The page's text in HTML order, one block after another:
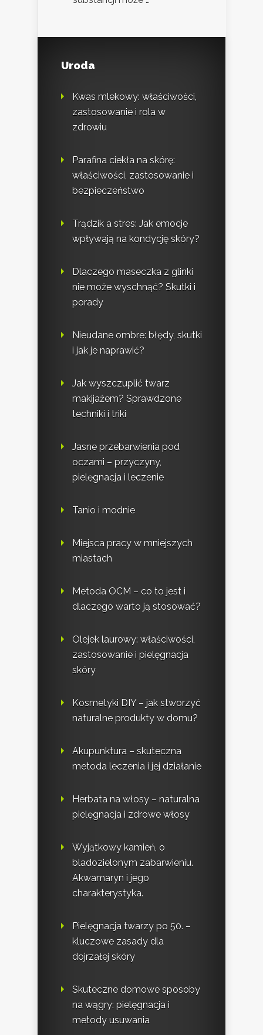
Uroda
Kwas mlekowy: właściwości,
zastosowanie i rola w
zdrowiu
Parafina ciekła na skórę:
właściwości, zastosowanie i
bezpieczeństwo
Trądzik a stres: Jak emocje
wpływają na kondycję skóry?
Dlaczego maseczka z glinki
nie może wyschnąć? Skutki i
porady
Nieudane ombre: błędy, skutki
i jak je naprawić?
Jak wyszczuplić twarz
makijażem? Sprawdzone
techniki i triki
Jasne przebarwienia pod
oczami – przyczyny,
pielęgnacja i leczenie
Tanio i modnie
Miejsca pracy w mniejszych
miastach
Metoda OCM – co to jest i
dlaczego warto ją stosować?
Olejek laurowy: właściwości,
zastosowanie i pielęgnacja
skóry
Kosmetyki DIY – jak stworzyć
naturalne produkty w domu?
Akupunktura – skuteczna
metoda leczenia i jej działanie
Herbata na włosy – naturalna
pielęgnacja i zdrowe włosy
Wyjątkowy kamień, o
bladozielonym zabarwieniu.
Akwamaryn i jego
charakterystyka.
Pielęgnacja twarzy po 50. –
kluczowe zasady dla
dojrzałej skóry
Skuteczne domowe sposoby
na wągry: pielęgnacja i
metody usuwania